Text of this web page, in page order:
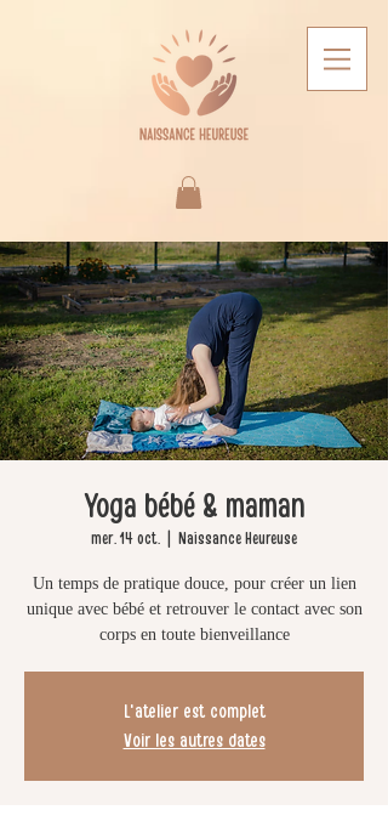
Yoga bébé & maman
mer. 14 oct. Naissance Heureuse
Un temps de pratique douce, pour créer un lien
unique avec bébé et retrouver le contact avec son
corps en toute bienveillance
L'atelier est complet
Voir les autres dates